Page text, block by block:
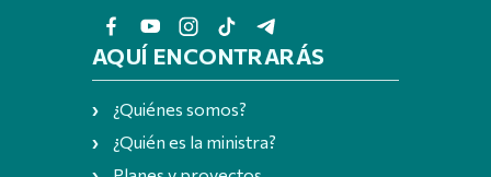
AQUÍ ENCONTRARÁS
¿Quiénes somos?
¿Quién es la ministra?